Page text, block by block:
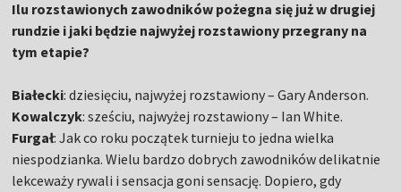
Ilu rozstawionych zawodników pożegna się już w drugiej
rundzie i jaki będzie najwyżej rozstawiony przegrany na
tym etapie?
Białecki: dziesięciu, najwyżej rozstawiony – Gary Anderson.
Kowalczyk: sześciu, najwyżej rozstawiony – Ian White.
Furgał: Jak co roku początek turnieju to jedna wielka
niespodzianka. Wielu bardzo dobrych zawodników delikatnie
lekceważy rywali i sensacja goni sensację. Dopiero, gdy